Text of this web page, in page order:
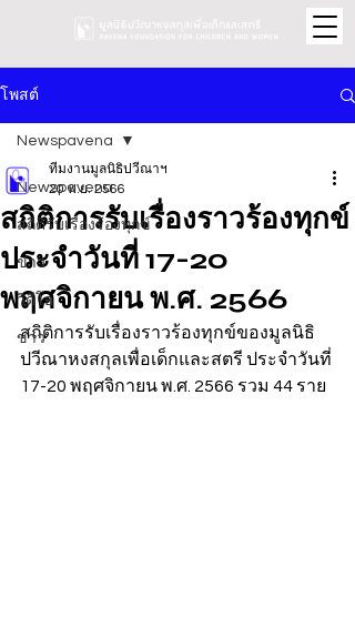
โพสต์
Newspavena
สถิติรับเรื่องร้องทุกข์
ข่าว
วิดีโอ
ข่าว
Newspavena
สถิติการรับเรื่องราวร้องทุกข์
ประจำวันที่ 17-20
พฤศจิกายน พ.ศ. 2566
ทีมงานมูลนิธิปวีณาฯ
20 พ.ย. 2566
สถิติการรับเรื่องราวร้องทุกข์ของมูลนิธิ
ปวีณาหงสกุลเพื่อเด็กและสตรี ประจำวันที่
17-20 พฤศจิกายน พ.ศ. 2566 รวม 44 ราย